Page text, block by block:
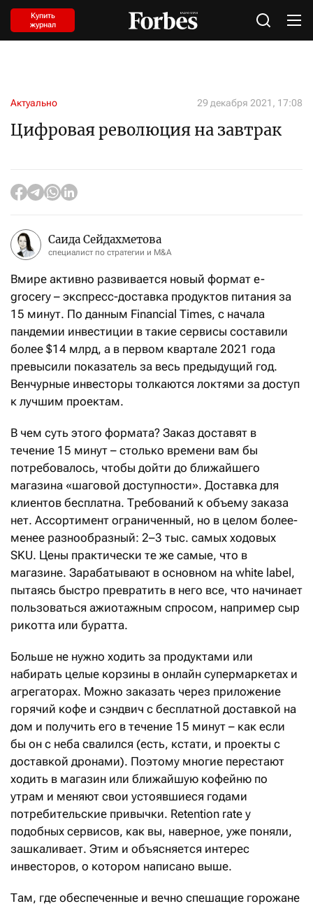
Купить
журнал
Актуально 29 декабря 2021, 17:08
Цифровая революция на завтрак
Саида Сейдахметова
специалист по стратегии и M&A
Вмире активно развивается новый формат e-
grocery – экспресс-доставка продуктов питания за
15 минут. По данным Financial Times, с начала
пандемии инвестиции в такие сервисы составили
более $14 млрд, а в первом квартале 2021 года
превысили показатель за весь предыдущий год.
Венчурные инвесторы толкаются локтями за доступ
к лучшим проектам.
В чем суть этого формата? Заказ доставят в
течение 15 минут – столько времени вам бы
потребовалось, чтобы дойти до ближайшего
магазина «шаговой доступности». Доставка для
клиентов бесплатна. Требований к объему заказа
нет. Ассортимент ограниченный, но в целом более-
менее разнообразный: 2–3 тыс. самых ходовых
SKU. Цены практически те же самые, что в
магазине. Зарабатывают в основном на white label,
пытаясь быстро превратить в него все, что начинает
пользоваться ажиотажным спросом, например сыр
рикотта или буратта.
Больше не нужно ходить за продуктами или
набирать целые корзины в онлайн супермаркетах и
агрегаторах. Можно заказать через приложение
горячий кофе и сэндвич с бесплатной доставкой на
дом и получить его в течение 15 минут – как если
бы он с неба свалился (есть, кстати, и проекты с
доставкой дронами). Поэтому многие перестают
ходить в магазин или ближайшую кофейню по
утрам и меняют свои устоявшиеся годами
потребительские привычки. Retention rate у
подобных сервисов, как вы, наверное, уже поняли,
зашкаливает. Этим и объясняется интерес
инвесторов, о котором написано выше.
Там, где обеспеченные и вечно спешащие горожане